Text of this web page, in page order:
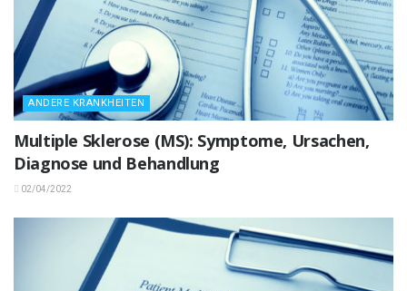
ANDERE KRANKHEITEN
Multiple Sklerose (MS): Symptome, Ursachen,
Diagnose und Behandlung
02/04/2022